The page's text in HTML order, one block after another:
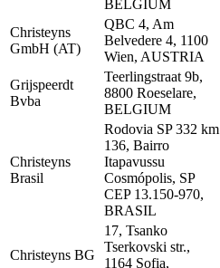
BELGIUM
Christeyns
GmbH (AT)
QBC 4, Am
Belvedere 4, 1100
Wien, AUSTRIA
Grijspeerdt
Bvba
Teerlingstraat 9b,
8800 Roeselare,
BELGIUM
Christeyns
Brasil
Rodovia SP 332 km
136, Bairro
Itapavussu
Cosmópolis, SP
CEP 13.150-970,
BRASIL
Christeyns BG
17, Tsanko
Tserkovski str.,
1164 Sofia,